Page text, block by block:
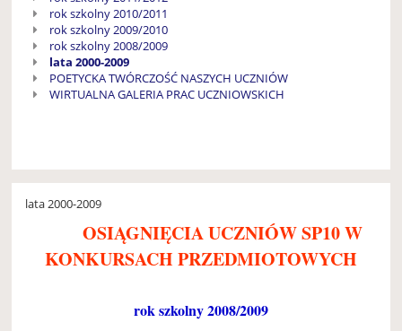
rok szkolny 2010/2011
rok szkolny 2009/2010
rok szkolny 2008/2009
lata 2000-2009
POETYCKA TWÓRCZOŚĆ NASZYCH UCZNIÓW
WIRTUALNA GALERIA PRAC UCZNIOWSKICH
lata 2000-2009
OSIĄGNIĘCIA UCZNIÓW SP10 W
KONKURSACH PRZEDMIOTOWYCH
rok szkolny 2008/2009